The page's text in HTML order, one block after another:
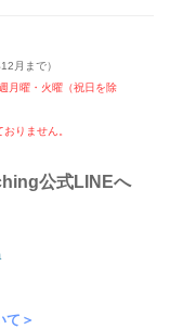
月まで）
月曜・火曜（祝日を除
りません。
公式LINEへ
て＞